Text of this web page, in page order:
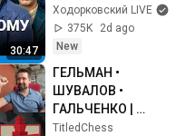
30:47
ведет страну к
военному
положению |
Еловский
Ходорковский LIVE
375K
2d ago
New
ГЕЛЬМАН •
ШУВАЛОВ •
ГАЛЬЧЕНКО |
Титульный
TitledChess